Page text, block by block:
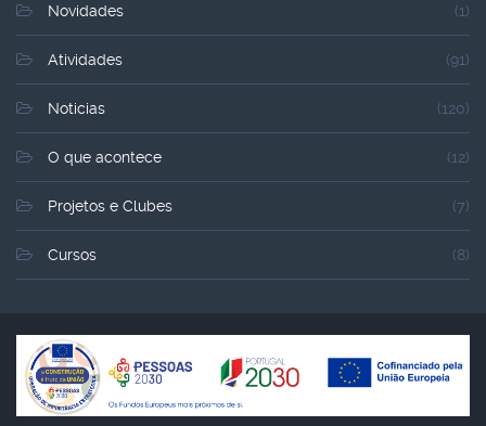
Novidades (1)
Atividades (91)
Noticias (120)
O que acontece (12)
Projetos e Clubes (7)
Cursos (8)